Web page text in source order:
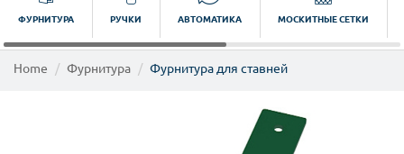
ФУРНИТУРА РУЧКИ АВТОМАТИКА МОСКИТНЫЕ СЕТКИ
Home Фурнитура Фурнитура для ставней